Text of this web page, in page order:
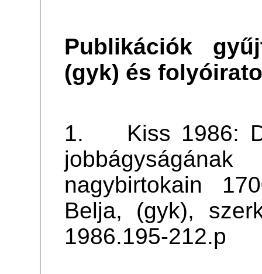
Publikációk
(gyk) és
1. Kiss 1986:
nagybirtokain
Belja, (gyk),
1986.195-212.p